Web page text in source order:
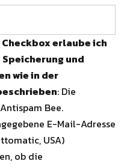
erlaube ich
und
wie in der
: Die
Bee.
E-Mail-Adresse
USA)
ob die